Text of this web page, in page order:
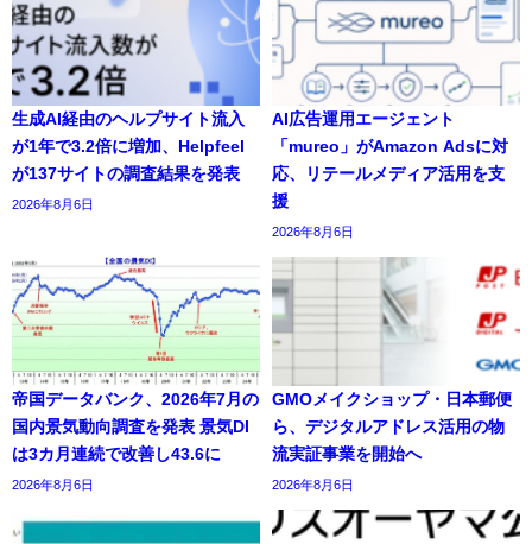
生成AI経由のヘルプサイト流入
が1年で3.2倍に増加、Helpfeel
が137サイトの調査結果を発表
2026年8月6日
AI広告運用エージェント
「mureo」がAmazon Adsに対
応、リテールメディア活用を支
援
2026年8月6日
帝国データバンク、2026年7月の
国内景気動向調査を発表 景気DI
は3カ月連続で改善し43.6に
2026年8月6日
GMOメイクショップ・日本郵便
ら、デジタルアドレス活用の物
流実証事業を開始へ
2026年8月6日